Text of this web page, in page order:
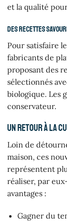
et la qualité
Des recettes
Pour satisfaire
fabricants de
proposant des
sélectionnés
biologique. Les
conservateur.
Un retour à la
Loin de
maison, ces
représentent
réaliser, par
avantages :
Gagner du